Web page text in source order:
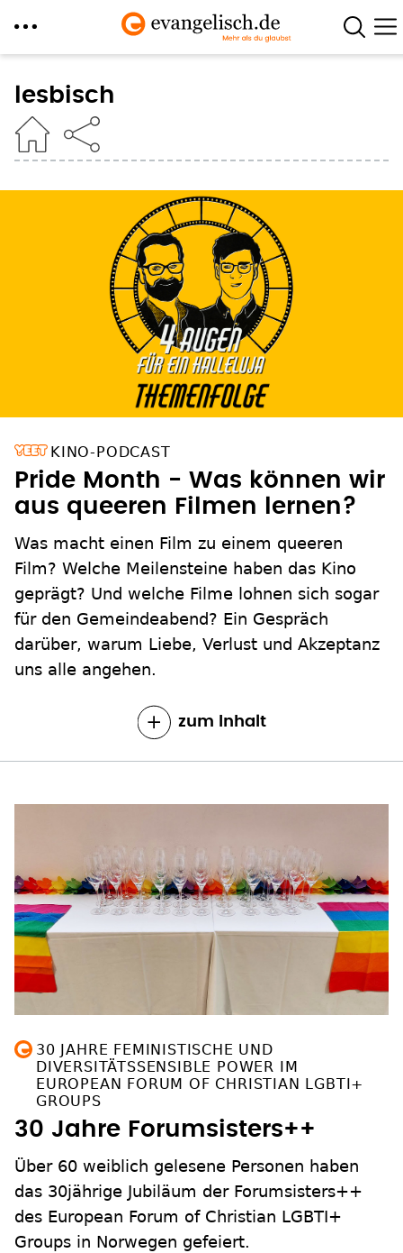
zum
Inhalt
lesbisch
KINO-PODCAST
Pride Month - Was können wir
aus queeren Filmen lernen?
Was macht einen Film zu einem queeren
Film? Welche Meilensteine haben das Kino
geprägt? Und welche Filme lohnen sich sogar
für den Gemeindeabend? Ein Gespräch
darüber, warum Liebe, Verlust und Akzeptanz
uns alle angehen.
zum Inhalt
30 JAHRE FEMINISTISCHE UND
DIVERSITÄTSSENSIBLE POWER IM
EUROPEAN FORUM OF CHRISTIAN LGBTI+
GROUPS
30 Jahre Forumsisters++
Über 60 weiblich gelesene Personen haben
das 30jährige Jubiläum der Forumsisters++
des European Forum of Christian LGBTI+
Groups in Norwegen gefeiert.